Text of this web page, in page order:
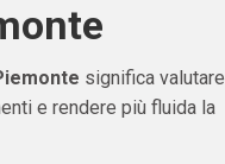
significa valutare
e rendere più fluida la